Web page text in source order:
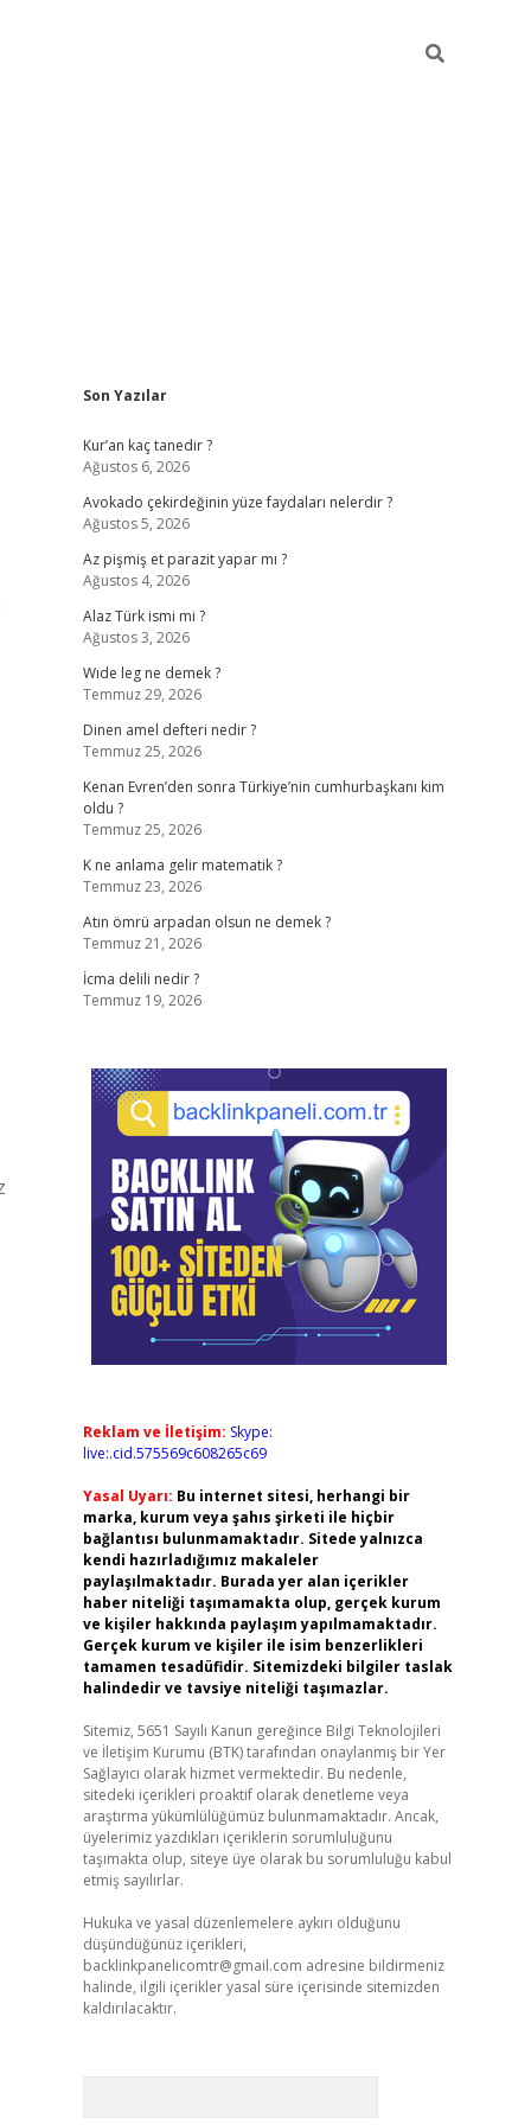
Sidebar
Son Yazılar
Kur’an kaç tanedir ?
Ağustos 6, 2026
Avokado çekirdeğinin yüze faydaları nelerdir ?
Ağustos 5, 2026
Az pişmiş et parazit yapar mı ?
Ağustos 4, 2026
Alaz Türk ismi mi ?
Ağustos 3, 2026
Wıde leg ne demek ?
Temmuz 29, 2026
Dinen amel defteri nedir ?
Temmuz 25, 2026
Kenan Evren’den sonra Türkiye’nin cumhurbaşkanı kim
oldu ?
Temmuz 25, 2026
K ne anlama gelir matematik ?
Temmuz 23, 2026
Atın ömrü arpadan olsun ne demek ?
Temmuz 21, 2026
İcma delili nedir ?
Temmuz 19, 2026
Reklam ve İletişim: Skype:
live:.cid.575569c608265c69
Yasal Uyarı: Bu internet sitesi, herhangi bir
marka, kurum veya şahıs şirketi ile hiçbir
bağlantısı bulunmamaktadır. Sitede yalnızca
kendi hazırladığımız makaleler
paylaşılmaktadır. Burada yer alan içerikler
haber niteliği taşımamakta olup, gerçek kurum
ve kişiler hakkında paylaşım yapılmamaktadır.
Gerçek kurum ve kişiler ile isim benzerlikleri
tamamen tesadüfidir. Sitemizdeki bilgiler taslak
halindedir ve tavsiye niteliği taşımazlar.
Sitemiz, 5651 Sayılı Kanun gereğince Bilgi Teknolojileri
ve İletişim Kurumu (BTK) tarafından onaylanmış bir Yer
Sağlayıcı olarak hizmet vermektedir. Bu nedenle,
sitedeki içerikleri proaktif olarak denetleme veya
araştırma yükümlülüğümüz bulunmamaktadır. Ancak,
üyelerimiz yazdıkları içeriklerin sorumluluğunu
taşımakta olup, siteye üye olarak bu sorumluluğu kabul
etmiş sayılırlar.
Hukuka ve yasal düzenlemelere aykırı olduğunu
düşündüğünüz içerikleri,
backlinkpanelicomtr@gmail.com adresine bildirmeniz
halinde, ilgili içerikler yasal süre içerisinde sitemizden
kaldırılacaktır.